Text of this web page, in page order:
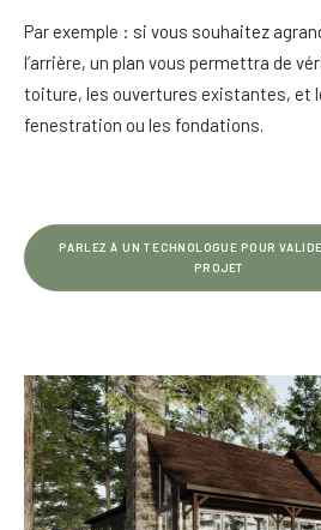
Par exemple : si vous souhaitez
l’arrière, un plan vous permettra de
toiture, les ouvertures existantes, et
fenestration ou les fondations.
PARLEZ À UN TECHNOLOGUE POUR
PROJET